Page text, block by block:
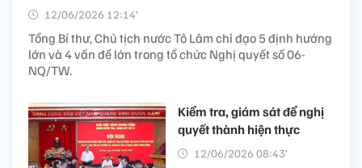
12/06/2026 12:14’
Tổng Bí thư, Chủ tịch nước Tô Lâm chỉ đạo 5 định hướng
lớn và 4 vấn đề lớn trong tổ chức Nghị quyết số 06-
NQ/TW.
Kiểm tra, giám sát để nghị
quyết thành hiện thực
12/06/2026 08:43’